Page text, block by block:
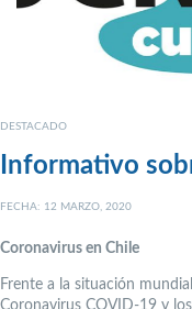
DESTACADO
Informativo
FECHA: 12 MARZO, 2020
Coronavirus en Chile
Frente a la situación
Coronavirus COVID-19 y